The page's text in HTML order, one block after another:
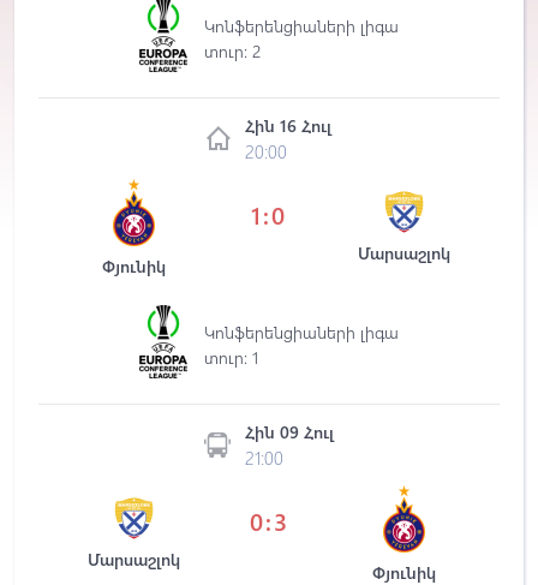
Կոնֆերենցիաների լիգա
տուր: 2
Հին 16 Հուլ
20:00
Փյունիկ
1:0
Մարսաշլոկ
Կոնֆերենցիաների լիգա
տուր: 1
Հին 09 Հուլ
21:00
Մարսաշլոկ
0:3
Փյունիկ